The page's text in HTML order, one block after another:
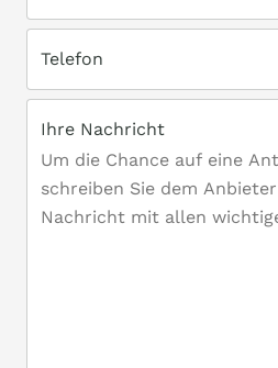
Telefon
Ihre Nachricht